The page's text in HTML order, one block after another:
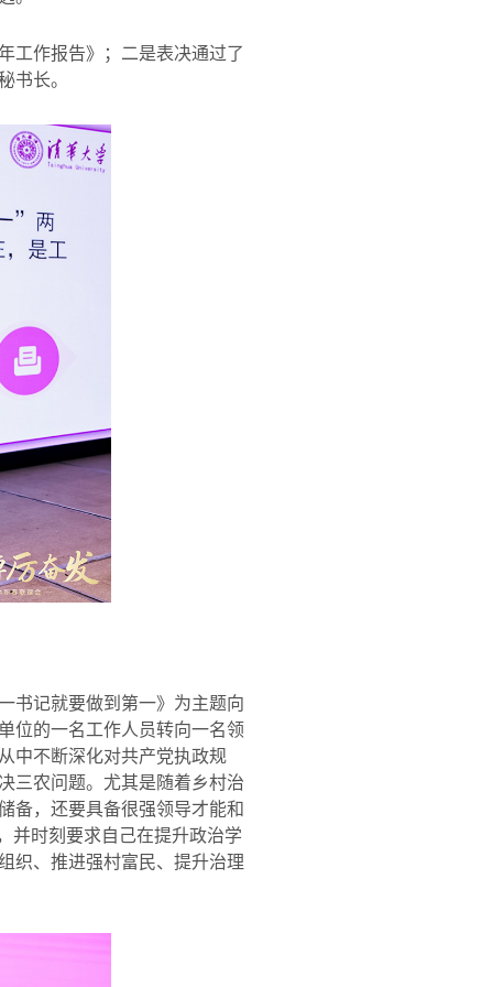
工作报告》；二是表决通过了
书长。
书记就要做到第一》为主题向
位的一名工作人员转向一名领
中不断深化对共产党执政规
三农问题。尤其是随着乡村治
备，还要具备很强领导才能和
并时刻要求自己在提升政治学
织、推进强村富民、提升治理